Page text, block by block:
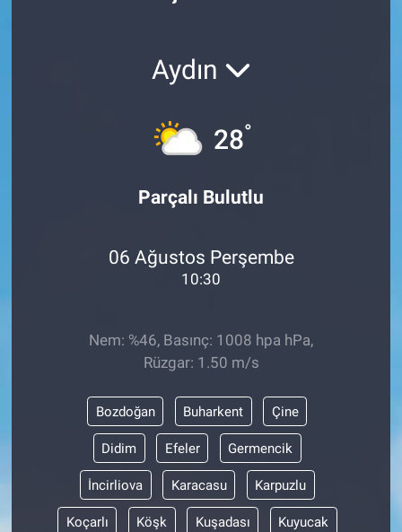
Aydın
28°
Parçalı Bulutlu
06 Ağustos Perşembe
10:30
Nem: %46, Basınç: 1008 hpa hPa,
Rüzgar: 1.50 m/s
Bozdoğan Buharkent Çine
Didim Efeler Germencik
İncirliova Karacasu Karpuzlu
Koçarlı Köşk Kuşadası Kuyucak
Bilim ve Teknoloji